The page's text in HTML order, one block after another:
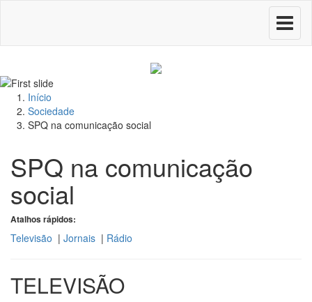
Toggle
Início
Sociedade
SPQ na comunicação social
SPQ na comunicação
social
Atalhos rápidos:
Televisão | Jornais | Rádio
TELEVISÃO